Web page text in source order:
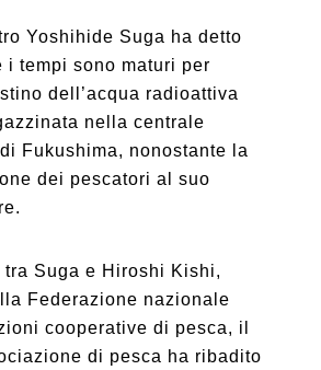
Yoshihide Suga ha detto
i tempi sono maturi per
dell’acqua radioattiva
nella centrale
Fukushima, nonostante la
dei pescatori al suo
tra Suga e Hiroshi Kishi,
Federazione nazionale
cooperative di pesca, il
di pesca ha ribadito